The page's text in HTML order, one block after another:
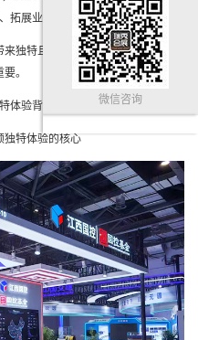
拓展业务的重要平台。
来独特且难忘的体验，展位设计与搭
。
体验背后 设计搭建展台 的奥秘。
独特体验的核心
微信咨询